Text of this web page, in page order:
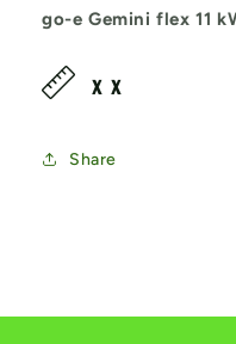
Schuko
go-e Gemini flex 11
x x
Share